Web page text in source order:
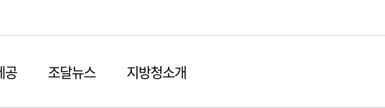
공 조달뉴스 지방청소개